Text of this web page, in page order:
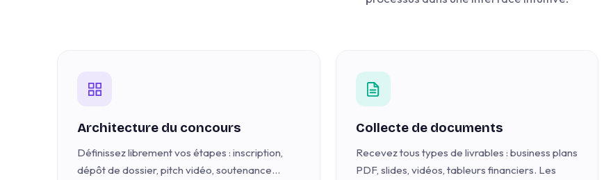
Architecture du concours
Définissez librement vos étapes : inscription,
dépôt de dossier, pitch vidéo, soutenance…
Collecte de documents
Recevez tous types de livrables : business plans
PDF, slides, vidéos, tableurs financiers. Les